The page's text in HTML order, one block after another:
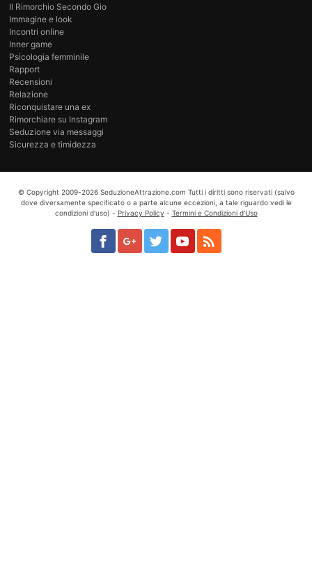
Il Rimorchio Secondo Gio
Immagine e look
Incontri online
Inner game
Psicologia femminile
Rapport
Recensioni
Relazione
Riconquistare una ex
Rimorchiare su Instagram
Seduzione via messaggi
Sicurezza e timidezza
© Copyright 2009-2026 SeduzioneAttrazione.com Tutti i diritti sono riservati (salvo
dove diversamente specificato o a parte alcune eccezioni, a tale riguardo vedi le
condizioni d'uso) - Privacy Policy - Termini e Condizioni d’Uso